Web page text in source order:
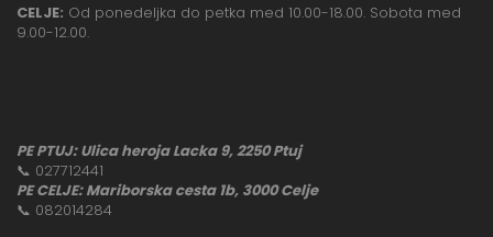
CELJE: Od ponedeljka do petka med 10.00-18.00. Sobota med
9.00-12.00.
PE PTUJ: Ulica heroja Lacka 9, 2250 Ptuj
📞 027712441
PE CELJE: Mariborska cesta 1b, 3000 Celje
📞 082014284